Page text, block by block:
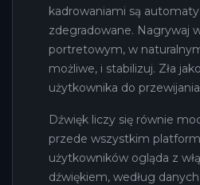
kadrowaniami są
zdegradowane. Nagrywaj
portretowym, w
możliwe, i stabilizuj. Zła
użytkownika do
Dźwięk liczy się równie
przede wszystkim
użytkowników ogląda z
dźwiękiem, według